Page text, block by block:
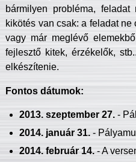
bármilyen probléma, feladat
kikötés van csak: a feladat
vagy már meglévő
fejlesztő kitek, érzékelők,
elkészítenie.
Fontos dátumok:
2013. szeptember 27.-
2014. január 31.-
2014. február 14.- A